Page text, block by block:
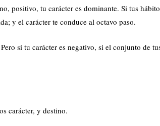
positivo, tu carácter es dominante. Si tus
y el carácter te conduce al octavo paso.
si tu carácter es negativo, si el conjunto de
carácter, y destino.